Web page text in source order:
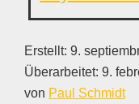
Erstellt: 9.
Überarbeitet: 9.
von Paul Schmidt